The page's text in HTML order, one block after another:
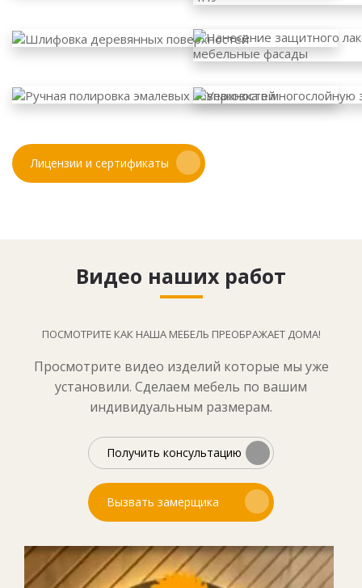
Лицензии и сертификаты
Видео наших работ
ПОСМОТРИТЕ КАК НАША МЕБЕЛЬ ПРЕОБРАЖАЕТ ДОМА!
Просмотрите видео изделий которые мы уже
установили. Сделаем мебель по вашим
индивидуальным размерам.
Получить консультацию
Вызвать замерщика